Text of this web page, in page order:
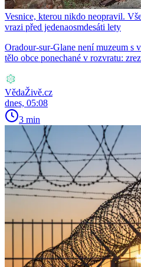
Vesnice, kterou nikdo neopravil.
vrazi před jedenaosmdesáti lety
Oradour-sur-Glane není muzeum s
tělo obce ponechané v rozvratu:
VědaŽivě.cz
dnes, 05:08
3 min